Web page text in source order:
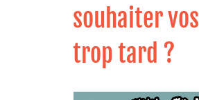
souhaiter
trop tard ?